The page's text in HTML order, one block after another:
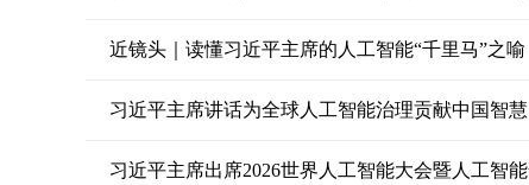
近镜头｜读懂习近平主席的人工智能“千里马”之喻
习近平主席讲话为全球人工智能治理贡献中国智慧